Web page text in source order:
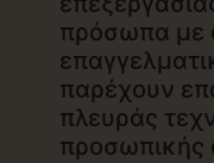
πρόσωπα με
παρέχουν
πλευράς
προσωπικής